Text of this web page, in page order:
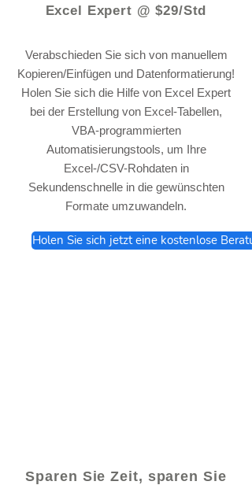
Excel Expert @ $29/Std
Verabschieden Sie sich von manuellem
Kopieren/Einfügen und Datenformatierung!
Holen Sie sich die Hilfe von Excel Expert
bei der Erstellung von Excel-Tabellen,
VBA-programmierten
Automatisierungstools, um Ihre
Excel-/CSV-Rohdaten in
Sekundenschnelle in die gewünschten
Formate umzuwandeln.
Holen Sie sich jetzt eine kostenlose
Sparen Sie Zeit, sparen Sie